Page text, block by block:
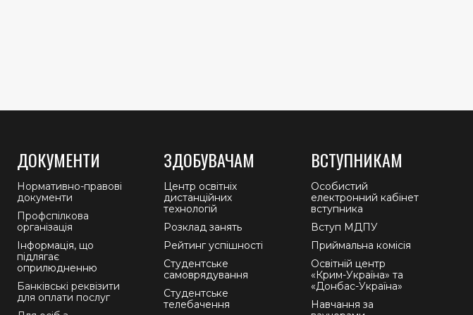
ДОКУМЕНТИ
Нормативно-правові
документи
Профспілкова
організація
Інформація, що
підлягає
оприлюдненню
Банківські реквізити
для оплати послуг
ЗДОБУВАЧАМ
Центр освітніх
дистанційних
технологій
Розклад занять
Рейтинг успішності
Студентське
самоврядування
Студентське
телебачення
ВСТУПНИКАМ
Особистий
електронний кабінет
вступника
Вступ МДПУ
Приймальна комісія
Освітній центр
«Крим-Україна» та
«Донбас-Україна»
Навчання за